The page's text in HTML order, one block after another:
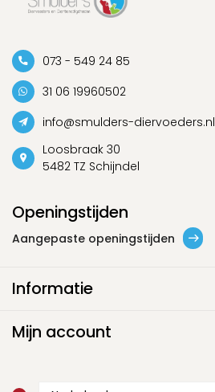
073 - 549 24 85
31 06 19960502
info@smulders-diervoeders.nl
Loosbraak 30
5482 TZ Schijndel
Openingstijden
Aangepaste openingstijden
Informatie
Mijn account